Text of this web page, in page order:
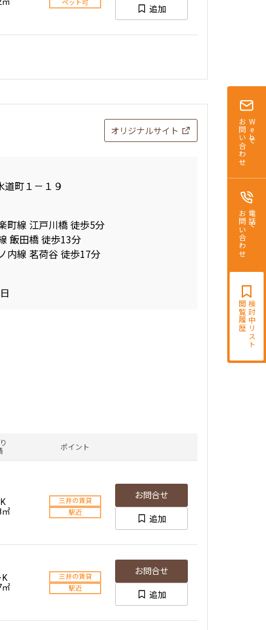
Webで
お問い合わせ
電話で
お問い合わせ
検討中リスト
閲覧履歴
ペット可
追加
オリジナルサイト
道町１－１９
町線 江戸川橋 徒歩5分
飯田橋 徒歩13分
内線 茗荷谷 徒歩17分
ポイント
㎡
三井の賃貸
駅近
お問合せ
追加
K
㎡
三井の賃貸
駅近
お問合せ
追加